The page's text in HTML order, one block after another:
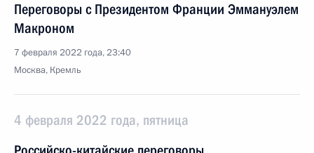
Переговоры с Президентом Франции Эммануэлем
Макроном
7 февраля 2022 года, 23:40
Москва, Кремль
4 февраля 2022 года, пятница